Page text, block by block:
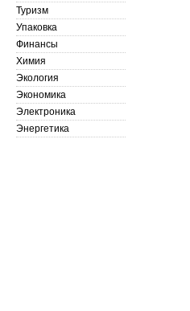
Туризм
Упаковка
Финансы
Химия
Экология
Экономика
Электроника
Энергетика